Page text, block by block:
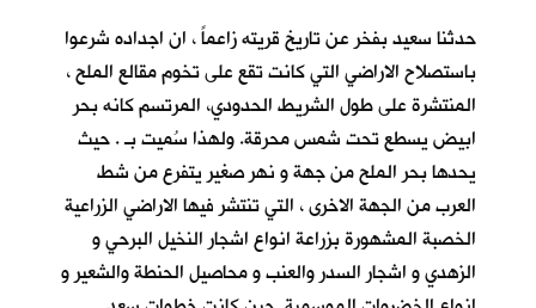
حدثنا سعيد بفخر عن تاريخ قريته زاعماً ، ان اجداده شرعوا
باستصلاح الاراضي التي كانت تقع على تخوم مقالع الملح ،
المنتشرة على طول الشريط الحدودي، المرتسم كانه بحر
ابيض يسطع تحت شمس محرقة. ولهذا سُميت بـ. حيث
يحدها بحر الملح من جهة و نهر صغير يتفرع من شط
العرب من الجهة الاخرى ، التي تنتشر فيها الاراضي الزراعية
الخصبة المشهورة بزراعة انواع اشجار النخيل البرحي و
الزهدي و اشجار السدر والعنب و محاصيل الحنطة والشعير و